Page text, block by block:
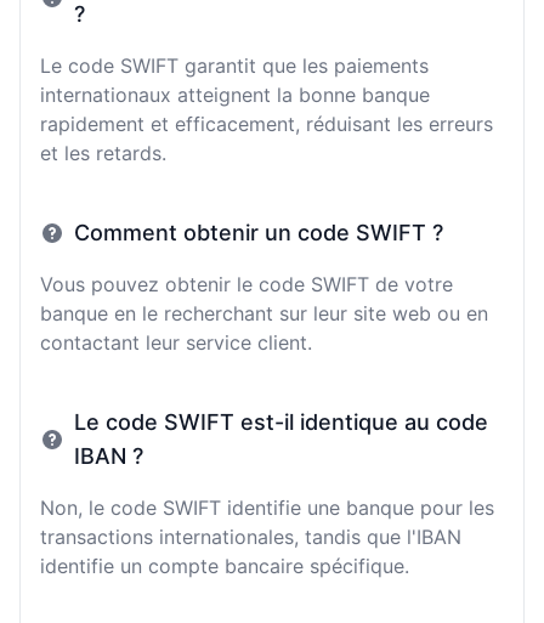
?
Le code SWIFT garantit que les paiements
internationaux atteignent la bonne banque
rapidement et efficacement, réduisant les erreurs
et les retards.
Comment obtenir un code SWIFT ?
Vous pouvez obtenir le code SWIFT de votre
banque en le recherchant sur leur site web ou en
contactant leur service client.
Le code SWIFT est-il identique au code
IBAN ?
Non, le code SWIFT identifie une banque pour les
transactions internationales, tandis que l'IBAN
identifie un compte bancaire spécifique.